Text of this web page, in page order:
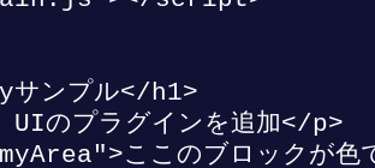
サンプル</h1>
のプラグインを追加</p>
ここのブロックが色